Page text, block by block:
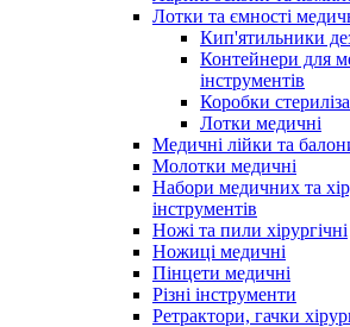
Лотки та ємності
Кип'ятильники
Контейнери для
інструментів
Коробки
Лотки медичні
Медичні лійки та
Молотки медичні
Набори медичних та
інструментів
Ножі та пили хірургічні
Ножиці медичні
Пінцети медичні
Різні інструменти
Ретрактори, гачки